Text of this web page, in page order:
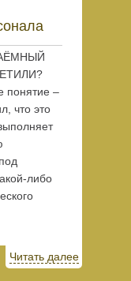
понятие –
что это
либо
Читать далее